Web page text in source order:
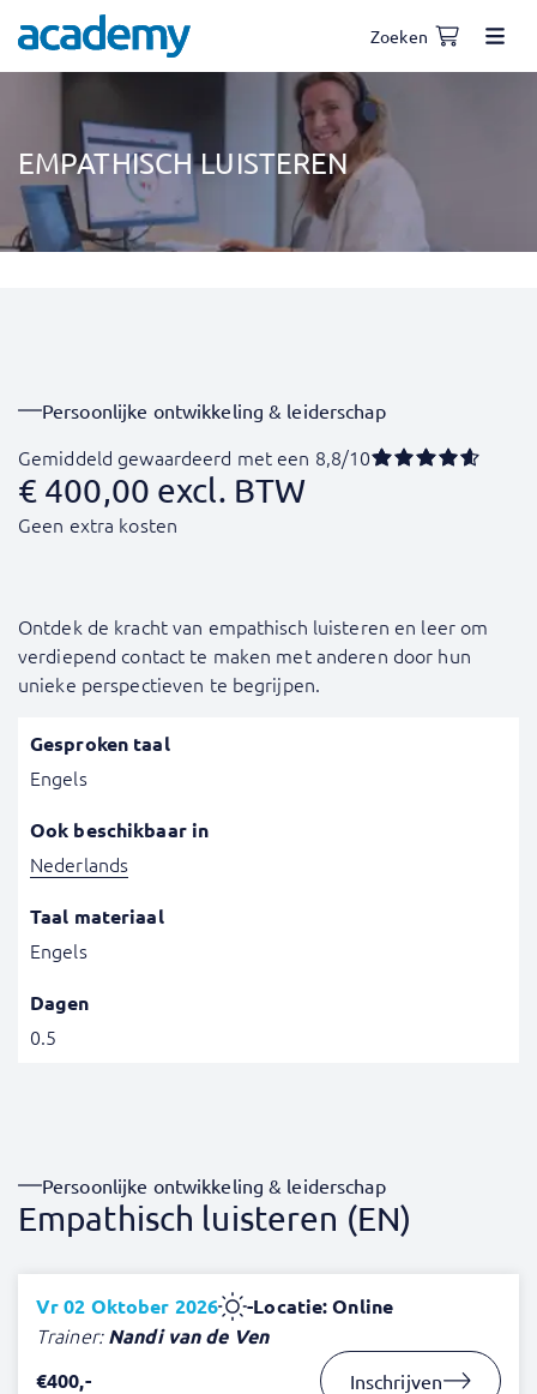
Zoeken
EMPATHISCH LUISTEREN
Persoonlijke ontwikkeling & leiderschap
Gemiddeld gewaardeerd met een 8,8/10
€ 400,00 excl. BTW
Geen extra kosten
Ontdek de kracht van empathisch luisteren en leer om
verdiepend contact te maken met anderen door hun
unieke perspectieven te begrijpen.
Gesproken taal
Engels
Ook beschikbaar in
Nederlands
Taal materiaal
Engels
Dagen
0.5
Persoonlijke ontwikkeling & leiderschap
Empathisch luisteren (EN)
Vr 02 Oktober 2026 -Locatie: Online
Trainer:Nandi van de Ven
€400,-
Inschrijven